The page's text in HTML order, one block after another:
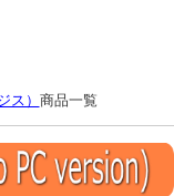
ス） 商品一覧